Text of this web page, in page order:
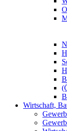
Wirtschaft,